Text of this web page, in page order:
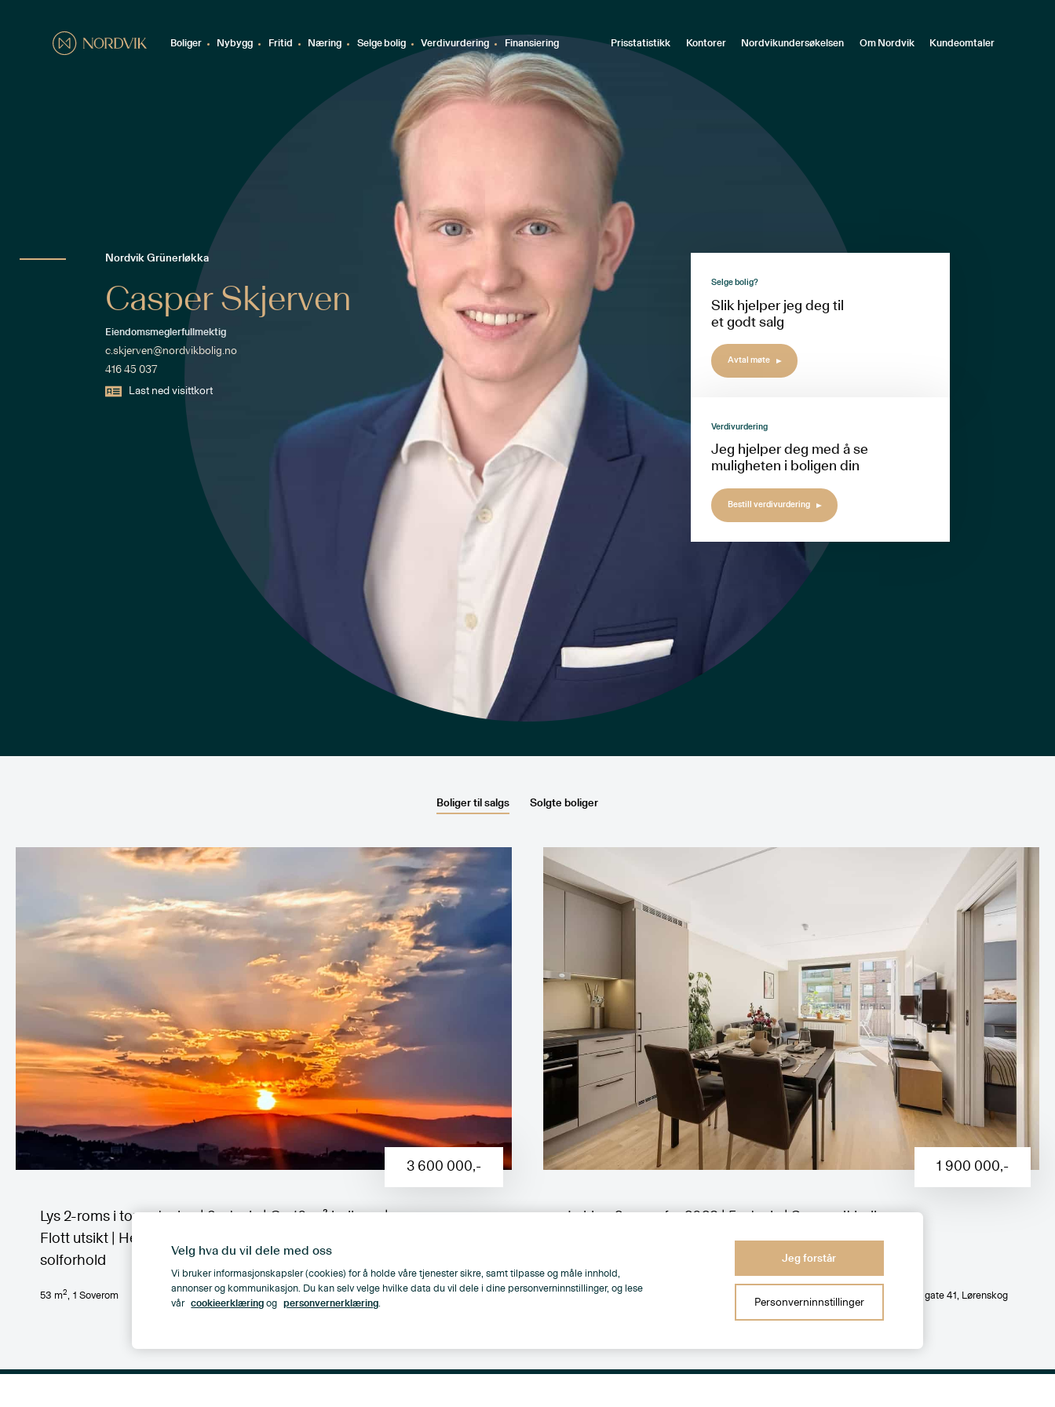
Boliger Nybygg Fritid Næring Selge bolig Verdivurdering Finansiering Prisstatistikk Kontorer Nordvikundersøkelsen Om Nordvik Kundeomtaler
Casper Skjerven
Eiendomsmeglerfullmektig
Nordvik Grünerløkka
c.skjerven@nordvikbolig.no
416 45 037
Last ned visittkort
Selge bolig?
Slik hjelper jeg deg til
et godt salg
Avtal møte
Verdivurdering
Jeg hjelper deg med å se
muligheten i boligen din
Bestill verdivurdering
Boliger til salgs Solgte boliger
3 600 000,-
Lys 2-roms i toppetasjen | 9. etasje | Ca 10 m² balkong|
Flott utsikt | Heis | Nær T-bane og Østmarka | Gode
solforhold
53 m2, 1 Soverom
1 900 000,-
Lekker 2-roms fra 2023 | 5. etasje | Sørvendt balkong
ca. 7 m² | Garasjeplass m/elbillader | Heis | Felles
2, Soverom Bjarne Haugens gate 41, Lørenskog
Velg hva du vil dele med oss
Vi bruker informasjonskapsler (cookies) for å holde våre tjenester sikre, samt tilpasse og måle innhold,
annonser og kommunikasjon. Du kan selv velge hvilke data du vil dele i dine personverninnstillinger, og lese
vår cookieerklæring og personvernerklæring.
Jeg forstår
Personverninnstillinger